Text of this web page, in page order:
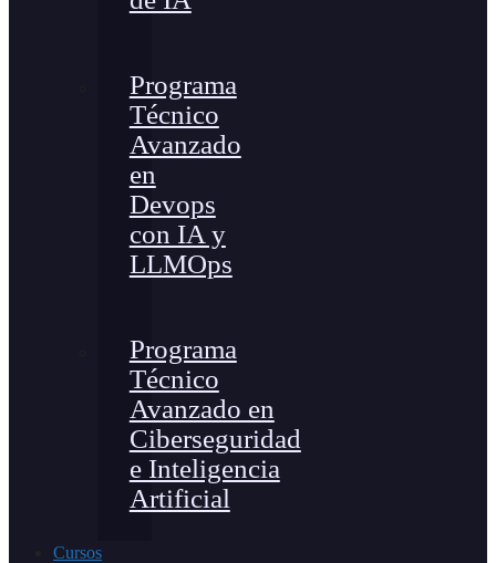
Programa
Técnico
Avanzado
en
Devops
con IA y
LLMOps
Programa
Técnico
Avanzado en
Ciberseguridad
e Inteligencia
Artificial
Cursos